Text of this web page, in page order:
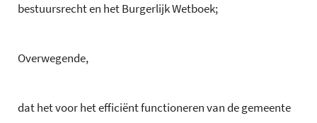
bestuursrecht en het Burgerlijk Wetboek;
Overwegende,
dat het voor het efficiënt functioneren van de gemeente